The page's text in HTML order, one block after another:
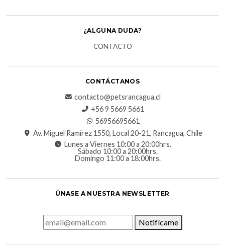
¿ALGUNA DUDA?
CONTACTO
CONTÁCTANOS
contacto@petsrancagua.cl
‪+56 9 5669 5661‬
56956695661‬
Av. Miguel Ramírez 1550, Local 20-21, Rancagua, Chile
Lunes a Viernes 10:00 a 20:00hrs.
Sábado 10:00 a 20:00hrs.
Domingo 11:00 a 18:00hrs.
ÚNASE A NUESTRA NEWSLETTER
Notifícame